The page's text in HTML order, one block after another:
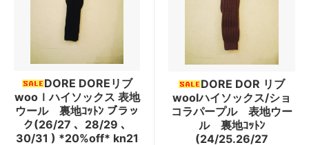
DORE DOREリブ
wooｌハイソックス 表地
ウール 裏地ｺｯﾄﾝ ブラッ
ク(26/27 、28/29 、
30/31 ) *20%off* kn21
DORE DOR リブ
woolハイソックス/ショ
コラパープル 表地ウー
ル 裏地ｺｯﾄﾝ
(24/25.26/27